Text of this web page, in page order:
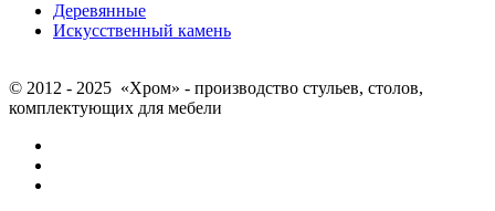
Деревянные
Искусственный камень
© 2012 - 2025 «Хром» - производство стульев, столов,
комплектующих для мебели